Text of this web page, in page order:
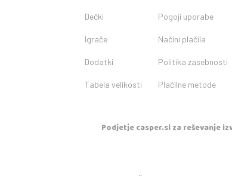
Dečki
Igrače
Dodatki
Tabela velikosti
Pogoji uporabe
Načini plačila
Politika zasebnosti
Plačilne metode
Podjetje casper.si za reševanje